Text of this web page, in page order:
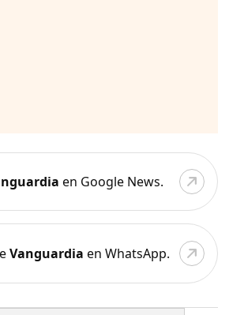
en Google News.
Vanguardia en WhatsApp.